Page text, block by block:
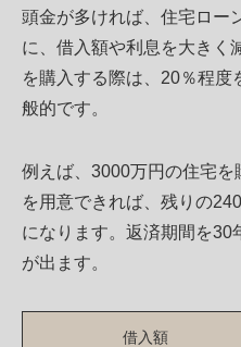
頭金が多ければ、住宅ロー
に、借入額や利息を大きく
を購入する際は、20％程度
般的です。
例えば、3000万円の住宅
を用意できれば、残りの
になります。返済期間を30
が出ます。
借入額